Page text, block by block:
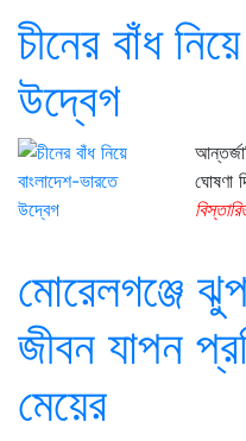
চীনের বাঁধ
উদ্বেগ
ঘোষণা
মোরেলগঞ্জে
জীবন যাপন
মেয়ের